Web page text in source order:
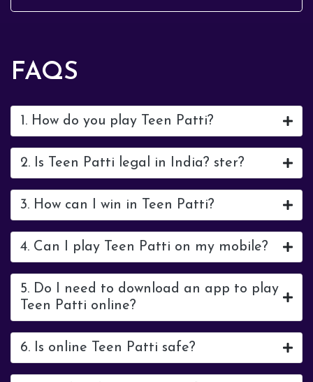
FAQS
1. How do you play Teen Patti?
2. Is Teen Patti legal in India? ster?
3. How can I win in Teen Patti?
4. Can I play Teen Patti on my mobile?
5. Do I need to download an app to play
Teen Patti online?
6. Is online Teen Patti safe?